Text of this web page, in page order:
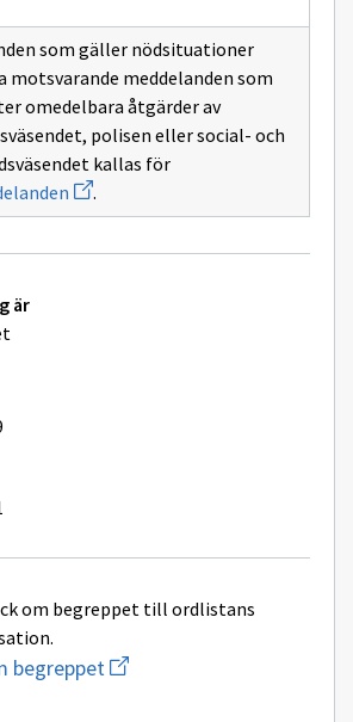
fönster
som gäller nödsituationer
motsvarande meddelanden som
omedelbara åtgärder av
polisen eller social- och
kallas för
Öppnar
ett
nytt
.
är
om begreppet till ordlistans
begreppetBörja
att